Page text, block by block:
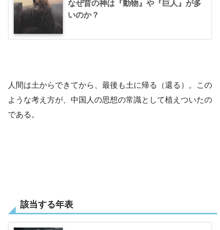
なぜ昔の神は『動物』や『巨人』が多
いのか？
人間は土からできてから、最後も土に帰る（還る）。この
ような考え方が、中国人の思想の常識として植えついたの
である。
該当する年表